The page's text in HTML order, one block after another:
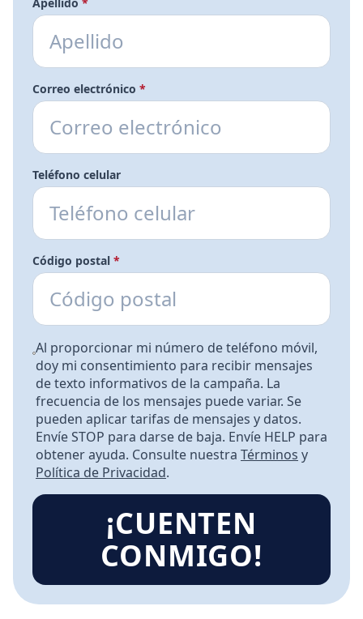
Correo electrónico *
Teléfono celular
Código postal *
Al proporcionar mi número de teléfono móvil,
doy mi consentimiento para recibir mensajes
de texto informativos de la campaña. La
frecuencia de los mensajes puede variar. Se
pueden aplicar tarifas de mensajes y datos.
Envíe STOP para darse de baja. Envíe HELP para
obtener ayuda. Consulte nuestra Términos y
Política de Privacidad.
¡CUENTEN
CONMIGO!